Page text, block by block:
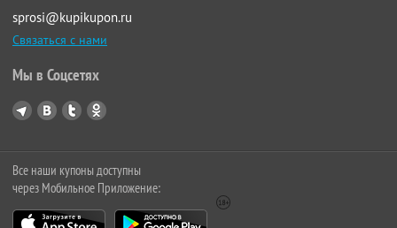
sprosi@kupikupon.ru
Связаться с нами
Мы в Соцсетях
Все наши купоны доступны
через Мобильное Приложение: